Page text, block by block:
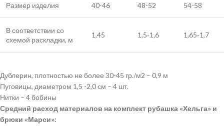
Размер изделия 40-46 48-52 54-58
В соответствии со
схемой раскладки, м
1,45 1,5-1,6 1,65-1,7
Дублерин, плотностью не более 30-45 гр./м2 – 0,9 м
Пуговицы, диаметром 1,5 -2,0 см – 4 шт.
Нитки – 4 бобины
Средний расход материалов на комплект рубашка «Хельга» и
брюки «Марси»: